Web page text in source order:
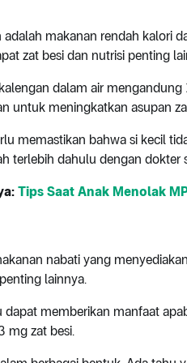
adalah makanan rendah kalori
zat besi dan nutrisi penting
dalam air
untuk meningkatkan asupan
memastikan bahwa si kecil
terlebih dahulu dengan dokter
Tips Saat Anak Menolak
nabati yang
lainnya.
dapat memberikan manfaat
mg zat besi.